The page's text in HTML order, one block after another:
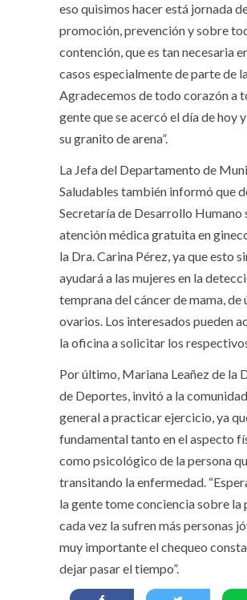
eso quisimos hacer está jornada
promoción, prevención y sobre
contención, que es tan necesaria
casos especialmente de parte de
Agradecemos de todo corazón a
gente que se acercó el día de hoy
su granito de arena”.
La Jefa del Departamento de
Saludables también informó que
Secretaría de Desarrollo Humano
atención médica gratuita en
la Dra. Carina Pérez, ya que esto
ayudará a las mujeres en la
temprana del cáncer de mama, de
ovarios. Los interesados pueden
la oficina a solicitar los
Por último, Mariana Leañez de la
de Deportes, invitó a la
general a practicar ejercicio, ya
fundamental tanto en el aspecto
como psicológico de la persona
transitando la enfermedad.
la gente tome conciencia sobre la
cada vez la sufren más personas
muy importante el chequeo
dejar pasar el tiempo”.